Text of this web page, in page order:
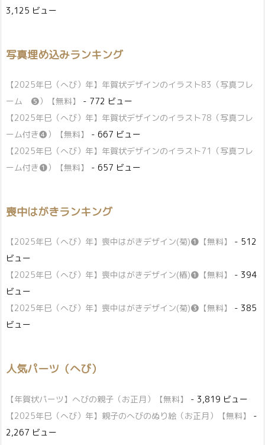
3,125 ビュー
写真埋め込みランキング
【2025年巳（へび）年】年賀状デザインのイラスト83（写真フレ
ーム ❺）【無料】
- 772 ビュー
【2025年巳（へび）年】年賀状デザインのイラスト78（写真フレ
ーム付き❹）【無料】
- 667 ビュー
【2025年巳（へび）年】年賀状デザインのイラスト71（写真フレ
ーム付き❶）【無料】
- 657 ビュー
喪中はがきランキング
【2025年巳（へび）年】喪中はがきデザイン(菊)❶【無料】
- 512
ビュー
【2025年巳（へび）年】喪中はがきデザイン(椿)❶【無料】
- 394
ビュー
【2025年巳（へび）年】喪中はがきデザイン(菊)❸【無料】
- 385
ビュー
人気パーツ（へび）
【年賀状パーツ】へびの親子（お正月）【無料】
- 3,819 ビュー
【2025年巳（へび）年】親子のへびのぬり絵（お正月）【無料】
-
2,267 ビュー